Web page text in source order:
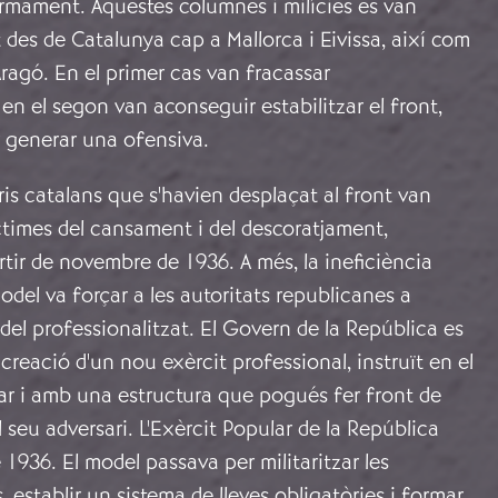
Aquestes columnes i milícies es van
de Catalunya cap a Mallorca i Eivissa, així com
En el primer cas van fracassar
el segon van aconseguir estabilitzar el front,
una ofensiva.
catalans que s'havien desplaçat al front van
del cansament i del descoratjament,
de novembre de 1936. A més, la ineficiència
va forçar a les autoritats republicanes a
professionalitzat. El Govern de la República es
d'un nou exèrcit professional, instruït en el
i amb una estructura que pogués fer front de
adversari. L'Exèrcit Popular de la República
El model passava per militaritzar les